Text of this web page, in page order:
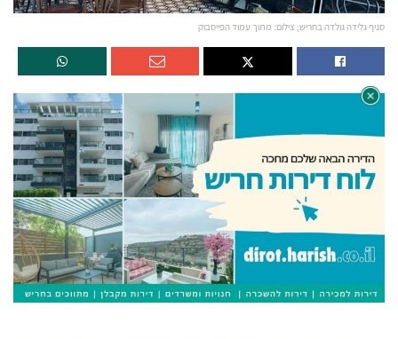
סניף גלידה גולדה בחריש; צילום: מתוך עמוד הפייסבוק